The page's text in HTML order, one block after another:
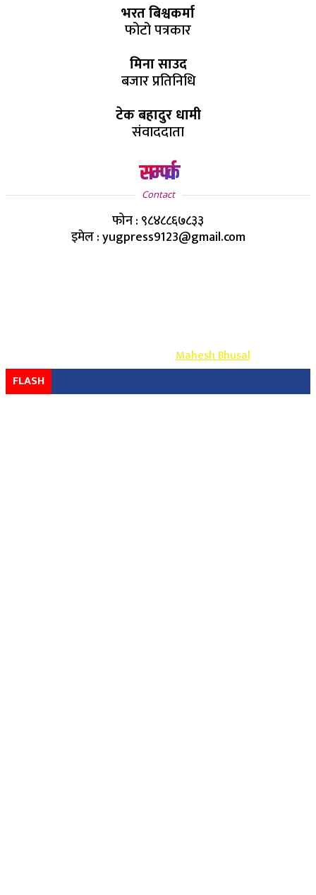
भरत बिश्वकर्मा
फोटो पत्रकार
मिना साउद
बजार प्रतिनिधि
टेक बहादुर धामी
संवाददाता
सम्पर्क
Contact
फोन : ९८४८८६७८३३
इमेल : yugpress9123@gmail.com
Design & Develop By-Mahesh Bhusal
FLASH